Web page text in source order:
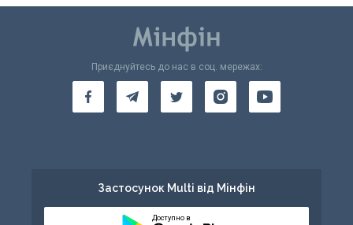
Приєднуйтесь до нас в соц. мережах:
Застосунок Multi від Мінфін
Доступно в